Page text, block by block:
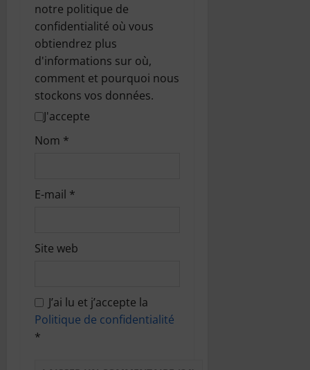
notre politique de
confidentialité où vous
obtiendrez plus
d'informations sur où,
comment et pourquoi nous
stockons vos données.
J'accepte
Nom *
E-mail *
Site web
J’ai lu et j’accepte la
Politique de confidentialité
*